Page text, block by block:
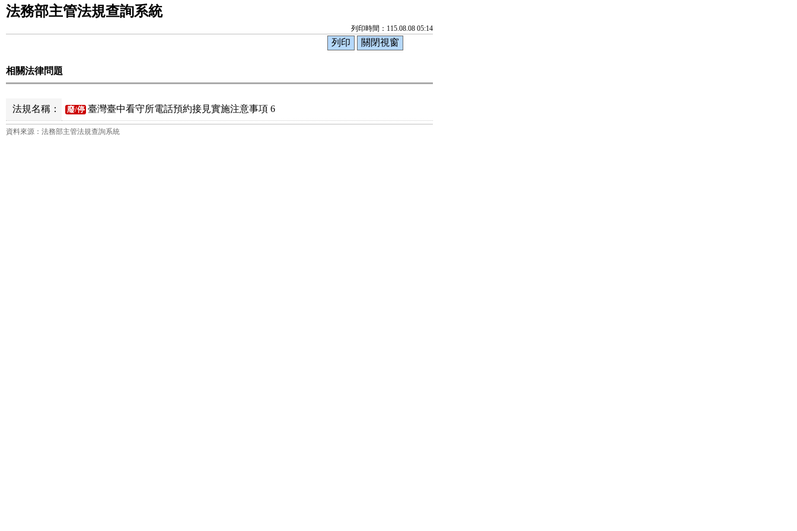
法務部主管法規查詢系統
列印時間：115.08.08 05:14
相關法律問題
法規名稱： 廢/停 臺灣臺中看守所電話預約接見實施注意事項 6
資料來源：法務部主管法規查詢系統